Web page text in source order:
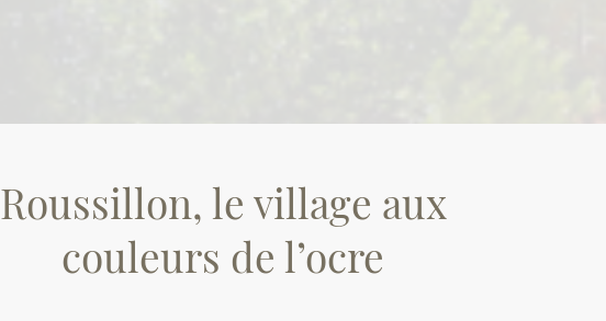
Roussillon, le village aux
couleurs de l’ocre